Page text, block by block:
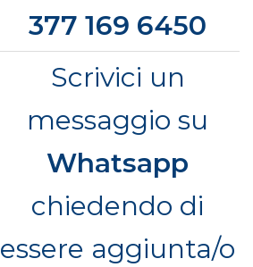
377 169 6450
Scrivici un
messaggio su
Whatsapp
chiedendo di
essere aggiunta/o